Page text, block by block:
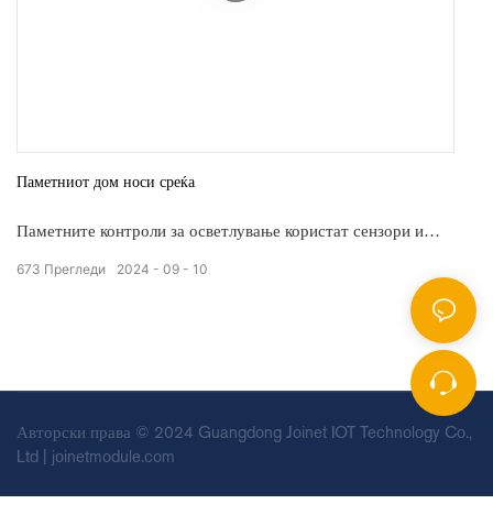
Паметниот дом носи среќа
Паметните контроли за осветлување користат сензори и
осветлувањето врз основа на зафатеноста и амбиенталните
услови, заштедувајќи енергија и подобрувајќи го амбиентот
2024 09 10
673 Прегледи
Авторски права © 2024 Guangdong Joinet IOT Technology Co.,
Ltd | joinetmodule.com